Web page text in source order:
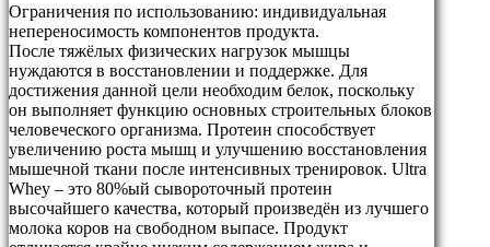
Ограничения по использованию: индивидуальная
непереносимость компонентов продукта.
После тяжёлых физических нагрузок мышцы
нуждаются в восстановлении и поддержке. Для
достижения данной цели необходим белок, поскольку
он выполняет функцию основных строительных блоков
человеческого организма. Протеин способствует
увеличению роста мышц и улучшению восстановления
мышечной ткани после интенсивных тренировок. Ultra
Whey – это 80%ый сывороточный протеин
высочайшего качества, который произведён из лучшего
молока коров на свободном выпасе. Продукт